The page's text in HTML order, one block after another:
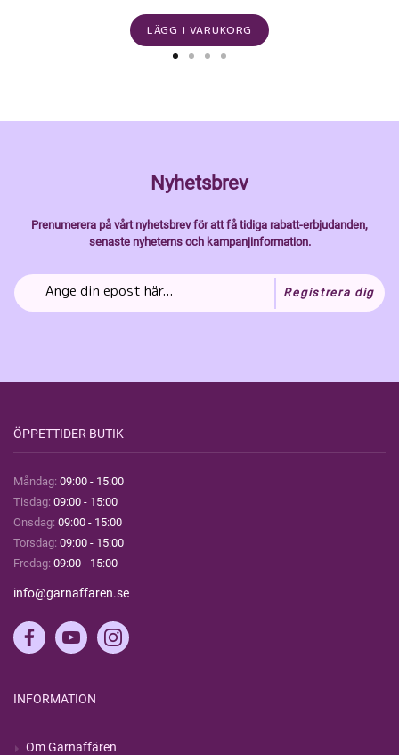
LÄGG I VARUKORG
Nyhetsbrev
Prenumerera på vårt nyhetsbrev för att få tidiga rabatt-erbjudanden,
senaste nyheterns och kampanjinformation.
Registrera dig
ÖPPETTIDER BUTIK
Måndag: 09:00 - 15:00
Tisdag: 09:00 - 15:00
Onsdag: 09:00 - 15:00
Torsdag: 09:00 - 15:00
Fredag: 09:00 - 15:00
info@garnaffaren.se
INFORMATION
Om Garnaffären